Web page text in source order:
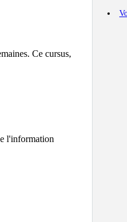
Ce cursus,
l'information